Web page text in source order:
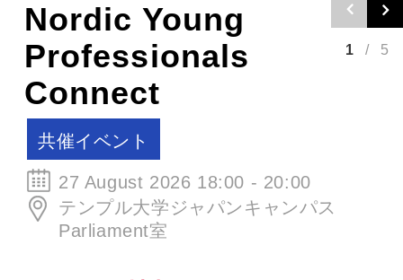
秋の北欧クラフ
トビールイヴニ
ング
2 / 5
SCCJイベント
30 September 2026 19:00 - 21:00
ØL La Cabina